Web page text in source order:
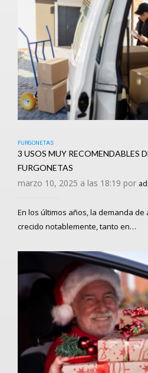
FURGONETAS
3 USOS MUY RECOMENDABLES
FURGONETAS
marzo 10, 2025 a las 18:19 por
En los últimos años, la demanda
crecido notablemente, tanto en…